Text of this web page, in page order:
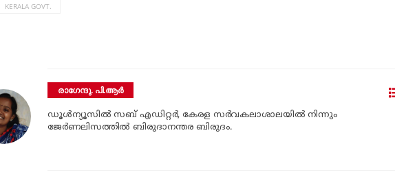
KERALA GOVT.
രാഗേന്ദു. പി.ആര്‍
ഡൂള്‍ന്യൂസില്‍ സബ് എഡിറ്റര്‍, കേരള സര്‍വകലാശാലയില്‍ നിന്നും
ജേര്‍ണലിസത്തില്‍ ബിരുദാനന്തര ബിരുദം.